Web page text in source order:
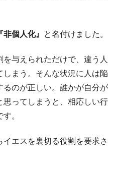
『非個人化』 と名付けました。
与えられただけで、違う人
まう。そんな状況に人は陥
るのが正しい。誰かが自分が
ってしまうと、相応しい行
。
エスを裏切る役割を要求さ